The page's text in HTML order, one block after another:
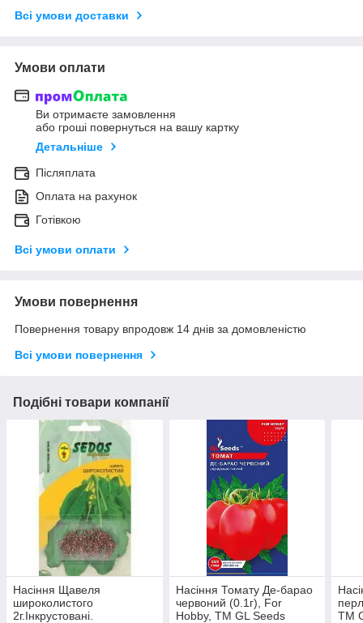
Всі умови доставки
Умови оплати
Ви отримаєте замовлення
або гроші повернуться на вашу картку
Детальніше
Післяплата
Оплата на рахунок
Готівкою
Всі умови оплати
Умови повернення
Повернення товару впродовж 14 днів за домовленістю
Всі умови повернення
Подібні товари компанії
Насіння Щавеля
широколистого
2г.Інкрустовані.
Насіння Томату Де-барао
червоний (0.1г), For
Hobby, TM GL Seeds
TM